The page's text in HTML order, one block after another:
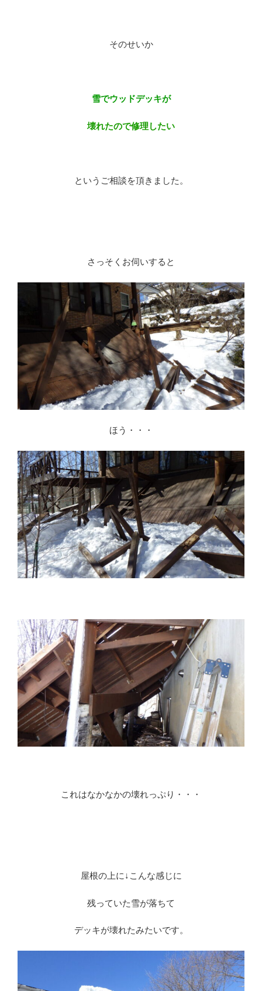
そのせいか
雪でウッドデッキが
壊れたので修理したい
というご相談を頂きました。
さっそくお伺いすると
ほう・・・
これはなかなかの壊れっぷり・・・
屋根の上に↓こんな感じに
残っていた雪が落ちて
デッキが壊れたみたいです。